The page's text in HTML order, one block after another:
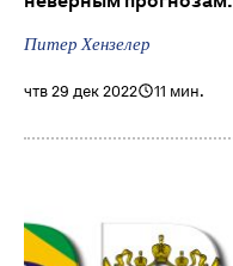
Питер Хензелер
чтв 29 дек 2022 11 мин.